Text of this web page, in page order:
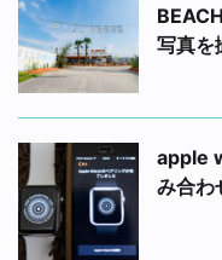
写真を
apple
み合わ